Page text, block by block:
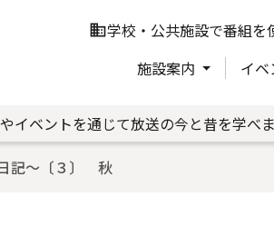
business学校・公共施設で番組を
施設案内 イベ
ベントを通じて放送の今と昔を学べま
記～〔３〕 秋